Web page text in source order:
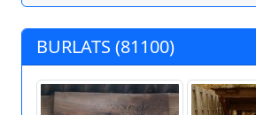
BURLATS (81100)